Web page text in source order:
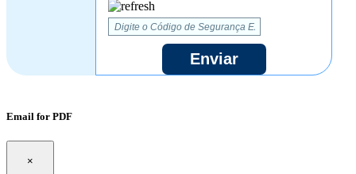
Enviar
Email for PDF
×